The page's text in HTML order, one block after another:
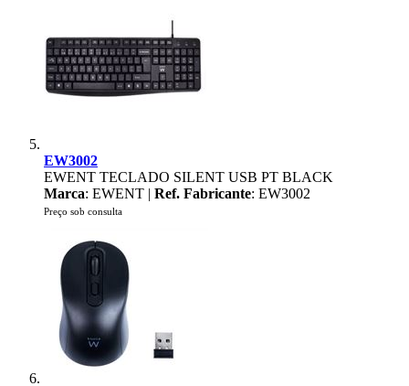
EW3002
EWENT TECLADO SILENT USB PT BLACK
Marca: EWENT | Ref. Fabricante: EW3002
Preço sob consulta